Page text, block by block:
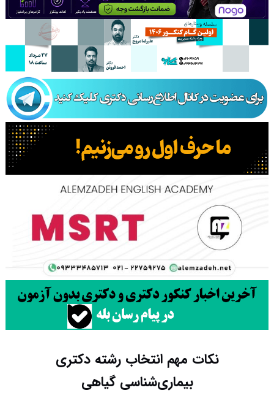
نکات مهم انتخاب رشته دکتری
بیماری‌شناسی گیاهی